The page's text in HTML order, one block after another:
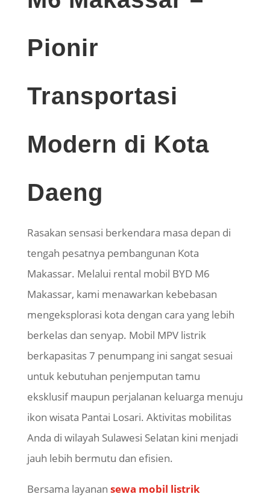
Pionir
Transportasi
Modern di Kota
Daeng
Rasakan sensasi berkendara masa depan di
tengah pesatnya pembangunan Kota
Makassar. Melalui rental mobil BYD M6
Makassar, kami menawarkan kebebasan
mengeksplorasi kota dengan cara yang lebih
berkelas dan senyap. Mobil MPV listrik
berkapasitas 7 penumpang ini sangat sesuai
untuk kebutuhan penjemputan tamu
eksklusif maupun perjalanan keluarga menuju
ikon wisata Pantai Losari. Aktivitas mobilitas
Anda di wilayah Sulawesi Selatan kini menjadi
jauh lebih bermutu dan efisien.
Bersama layanan sewa mobil listrik